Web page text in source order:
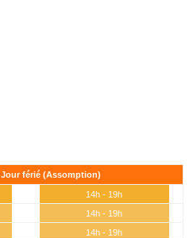
Jour férié (Assomption)
14h - 19h
14h - 19h
14h - 19h